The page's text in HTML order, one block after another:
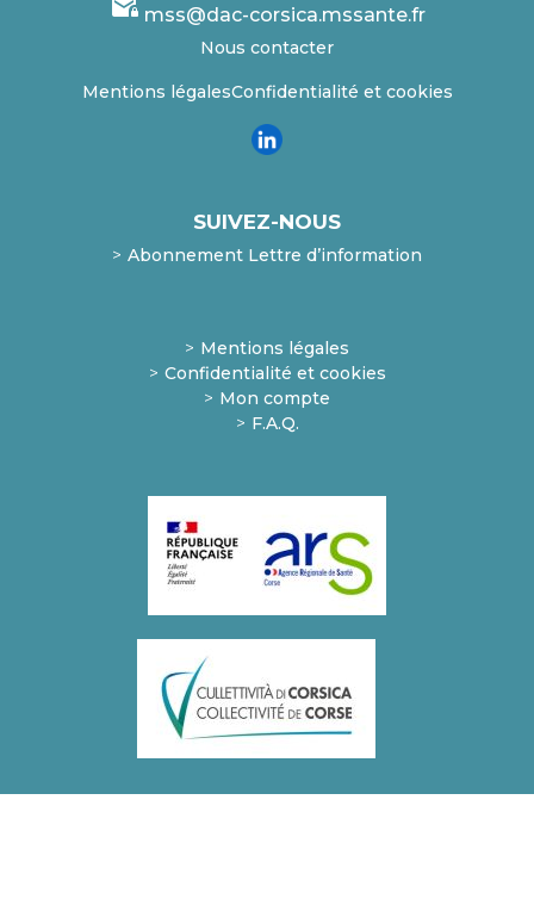
mail_lock mss@dac-corsica.mssante.fr
Nous contacter
Mentions légalesConfidentialité et cookies
SUIVEZ-NOUS
Abonnement Lettre d’information
Mentions légales
Confidentialité et cookies
Mon compte
F.A.Q.